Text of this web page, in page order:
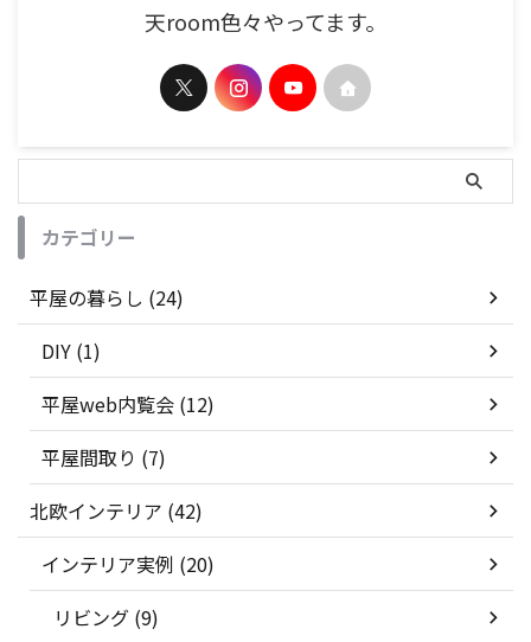
天room色々やってます。
カテゴリー
平屋の暮らし (24)
DIY (1)
平屋web内覧会 (12)
平屋間取り (7)
北欧インテリア (42)
インテリア実例 (20)
リビング (9)